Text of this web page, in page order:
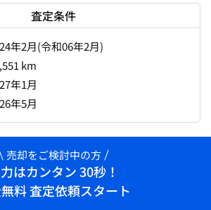
査定条件
年2月(令和06年2月)
km
年1月
年5月
売却をご検討中の方
はカンタン 30秒！
料 査定依頼スタート